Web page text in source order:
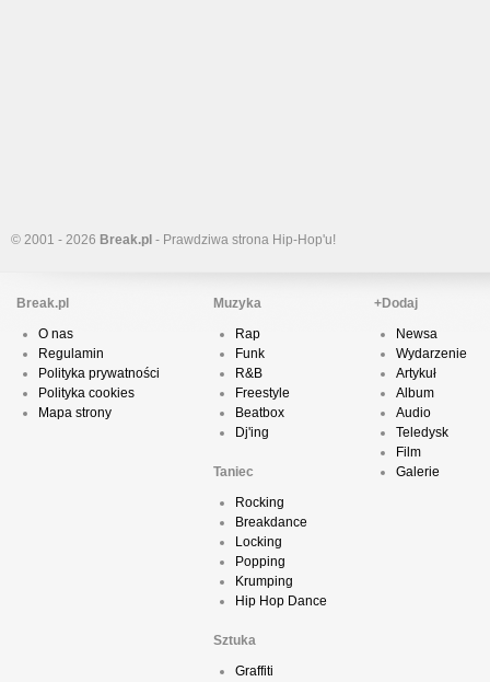
© 2001 - 2026 Break.pl - Prawdziwa strona Hip-Hop'u!
Break.pl
O nas
Regulamin
Polityka prywatności
Polityka cookies
Mapa strony
Muzyka
Rap
Funk
R&B
Freestyle
Beatbox
Dj'ing
Taniec
Rocking
Breakdance
Locking
Popping
Krumping
Hip Hop Dance
Sztuka
Graffiti
+Dodaj
Newsa
Wydarzenie
Artykuł
Album
Audio
Teledysk
Film
Galerie